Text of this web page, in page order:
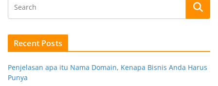
Recent Posts
Penjelasan apa itu Nama Domain, Kenapa Bisnis Anda Harus
Punya